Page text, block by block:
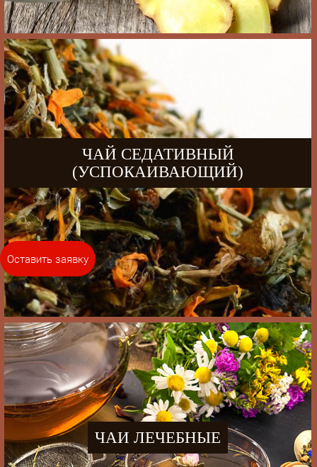
ЧАЙ СЕДАТИВНЫЙ
(УСПОКАИВАЮЩИЙ)
ЧАИ ЛЕЧЕБНЫЕ
Оставить заявку